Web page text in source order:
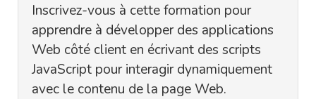
Inscrivez-vous à cette formation pour
apprendre à développer des applications
Web côté client en écrivant des scripts
JavaScript pour interagir dynamiquement
avec le contenu de la page Web.